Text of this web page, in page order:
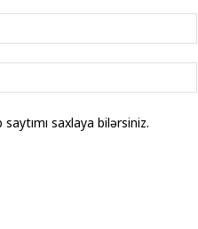
saxlaya bilərsiniz.